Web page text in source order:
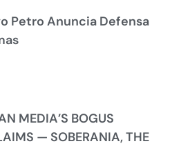
Petro Anuncia Defensa
MEDIA’S BOGUS
— SOBERANIA, THE